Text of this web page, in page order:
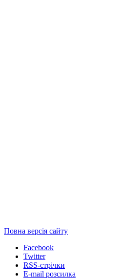
Повна версія сайту
Facebook
Twitter
RSS-стрічки
E-mail розсилка